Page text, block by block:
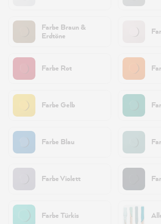
Farbe Braun &
Erdtöne
Farbe Rot
Farbe Gelb
Farbe Blau
Farbe Violett
Farbe Türkis